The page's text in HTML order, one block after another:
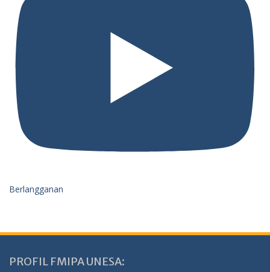
Berlangganan
PROFIL FMIPA UNESA: